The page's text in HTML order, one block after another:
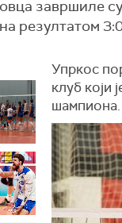
завршиле
резултатом
Упркос
клуб који
шампиона.